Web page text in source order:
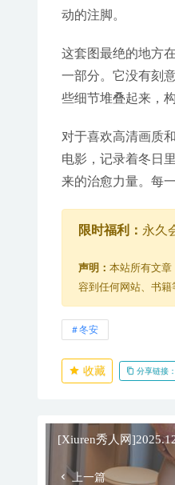
动的注脚。
这套图最绝的地方
一部分。它没有刻
些细节堆叠起来，
对于喜欢高清画质
电影，记录着冬日
来的治愈力量。每
限时福利： 永久
声明： 本站所有文章
容到任何网站、书籍
冬安
收藏 分享链接
[Xiuren秀人网
上一篇